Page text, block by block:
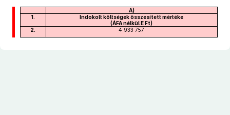
A)
1.
Indokolt költségek összesített mértéke
(ÁFA nélkül E Ft)
2.
4 933 757